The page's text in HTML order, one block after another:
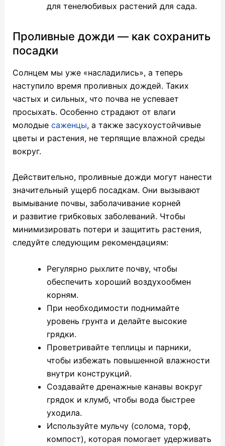
для тенелюбивых растений для сада.
Проливные дожди — как сохранить
посадки
Солнцем мы уже «насладились», а теперь
наступило время проливных дождей. Таких
частых и сильных, что почва не успевает
просыхать. Особенно страдают от влаги
молодые саженцы, а также засухоустойчивые
цветы и растения, не терпящие влажной среды
вокруг.
Действительно, проливные дожди могут нанести
значительный ущерб посадкам. Они вызывают
вымывание почвы, заболачивание корней
и развитие грибковых заболеваний. Чтобы
минимизировать потери и защитить растения,
следуйте следующим рекомендациям:
Регулярно рыхлите почву, чтобы
обеспечить хороший воздухообмен
корням.
При необходимости поднимайте
уровень грунта и делайте высокие
грядки.
Проветривайте теплицы и парники,
чтобы избежать повышенной влажности
внутри конструкций.
Создавайте дренажные канавы вокруг
грядок и клумб, чтобы вода быстрее
уходила.
Используйте мульчу (солома, торф,
компост), которая помогает удерживать